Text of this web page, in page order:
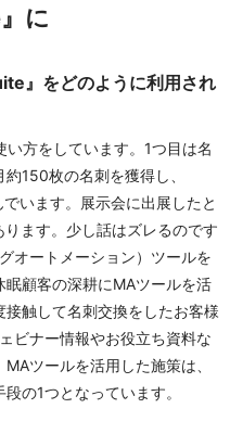
に
』をどのように利用され
方をしています。1つ目は名
150枚の名刺を獲得し、
います。展示会に出展したと
ます。少し話はズレるのです
オートメーション）ツールを
顧客の深耕にMAツールを活
触して名刺交換をしたお客様
ビナー情報やお役立ち資料な
ツールを活用した施策は、
の1つとなっています。